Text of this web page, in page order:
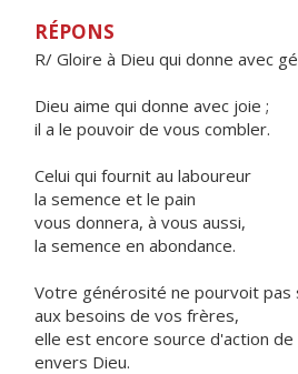
RÉPONS
R/ Gloire à Dieu qui donne avec
Dieu aime qui donne avec joie ;
il a le pouvoir de vous combler.
Celui qui fournit au laboureur
la semence et le pain
vous donnera, à vous aussi,
la semence en abondance.
Votre générosité ne pourvoit pas
aux besoins de vos frères,
elle est encore source d'action de
envers Dieu.